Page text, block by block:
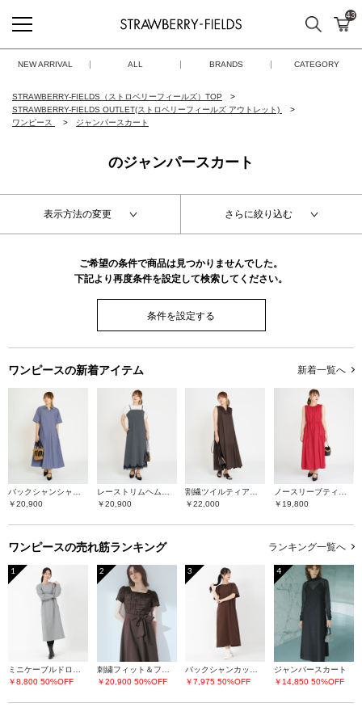
STRAWBERRY-FIELDS
検索 カ
43
NEW ARRIVAL ALL BRANDS CATEGORY
STRAWBERRY-FIELDS（ストロベリーフィールズ）TOP
STRAWBERRY-FIELDS OUTLET(ストロベリーフィールズ アウトレット)
ワンピース
ジャンパースカート
のジャンパースカート
表示方法の変更 さらに絞り込む
ご希望の条件で商品は見つかりませんでした。
下記より再度条件を設定して検索してください。
条件を設定する
ワンピースの新着アイテム 新着一覧へ
バックシャンシャツワンピース
￥20,900
レーストリムヘムキャミワンピース
￥20,900
割繊ツイルティアードワンピース
￥22,000
ノースリーブティアードワンピース
￥19,800
ワンピースの売れ筋ランキング ランキング一覧へ
1
￥8,800 50%OFF
2
￥20,900 50%OFF
3
￥7,975 50%OFF
4
ジャンパースカート
￥14,850 50%OFF